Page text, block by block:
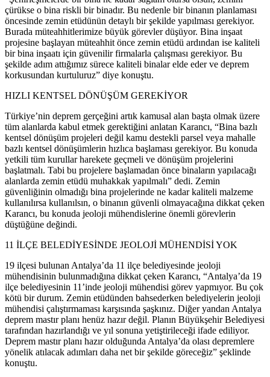
çürükse o bina riskli bir binadır. Bu nedenle bir binanın planlaması
öncesinde zemin etüdünün detaylı bir şekilde yapılması gerekiyor.
Burada müteahhitlerimize büyük görevler düşüyor. Bina inşaat
projesine başlayan müteahhit önce zemin etüdü ardından ise kaliteli
bir bina inşaatı için güvenilir firmalarla çalışması gerekiyor. Bu
şekilde adım attığımız sürece kaliteli binalar elde eder ve deprem
korkusundan kurtuluruz” diye konuştu.
HIZLI KENTSEL DÖNÜŞÜM GEREKİYOR
Türkiye’nin deprem gerçeğini artık kamusal alan başta olmak üzere
tüm alanlarda kabul etmek gerektiğini anlatan Karancı, “Bina bazlı
kentsel dönüşüm projeleri değil kamu destekli parsel veya mahalle
bazlı kentsel dönüşümlerin hızlıca başlaması gerekiyor. Bu konuda
yetkili tüm kurullar harekete geçmeli ve dönüşüm projelerini
başlatmalı. Tabi bu projelere başlamadan önce binaların yapılacağı
alanlarda zemin etüdü muhakkak yapılmalı” dedi. Zemin
güvenliğinin olmadığı bina projelerinde ne kadar kaliteli malzeme
kullanılırsa kullanılsın, o binanın güvenli olmayacağına dikkat çeken
Karancı, bu konuda jeoloji mühendislerine önemli görevlerin
düştüğüne değindi.
11 İLÇE BELEDİYESİNDE JEOLOJİ MÜHENDİSİ YOK
19 ilçesi bulunan Antalya’da 11 ilçe belediyesinde jeoloji
mühendisinin bulunmadığına dikkat çeken Karancı, “Antalya’da 19
ilçe belediyesinin 11’inde jeoloji mühendisi görev yapmıyor. Bu çok
kötü bir durum. Zemin etüdünden bahsederken belediyelerin jeoloji
mühendisi çalıştırmaması karşısında şaşkınız. Diğer yandan Antalya
deprem mastır planı henüz hazır değil. Planın Büyükşehir Belediyesi
tarafından hazırlandığı ve yıl sonuna yetiştirileceği ifade ediliyor.
Deprem mastır planı hazır olduğunda Antalya’da olası depremlere
yönelik atılacak adımları daha net bir şekilde göreceğiz” şeklinde
konuştu.